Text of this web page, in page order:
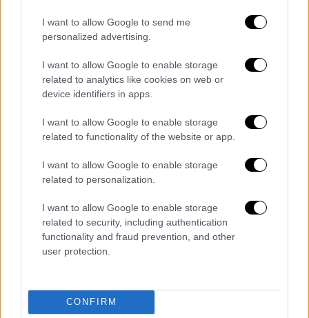
I want to allow Google to send me
personalized advertising.
I want to allow Google to enable storage
related to analytics like cookies on web or
device identifiers in apps.
I want to allow Google to enable storage
related to functionality of the website or app.
I want to allow Google to enable storage
related to personalization.
I want to allow Google to enable storage
related to security, including authentication
functionality and fraud prevention, and other
user protection.
CONFIRM
θερινή εκπαίδευση για τους σπουδαστές
της ΣΜΥ
Οι σπουδαστές εκπαιδεύτηκαν σε
αντικείμενα επιχειρησιακής και ειδικής
εκπαίδευσης